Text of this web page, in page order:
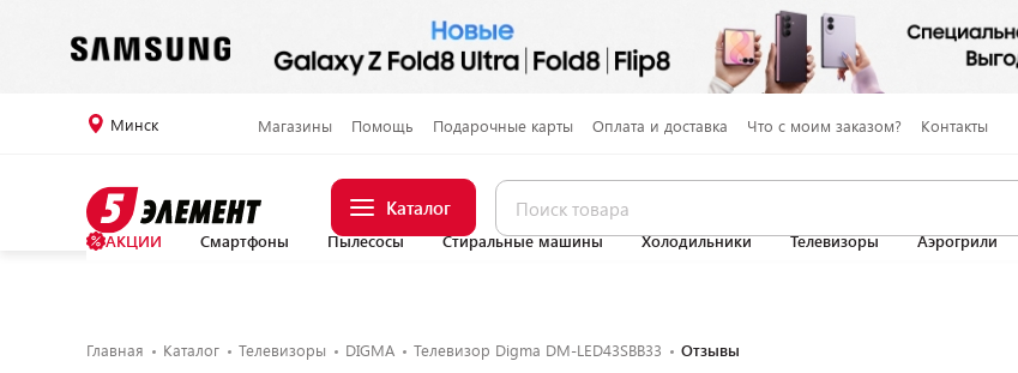
Минск Магазины Помощь Подарочные карты Оплата и доставка Что с моим заказом? Контакты
Каталог
АКЦИИ Смартфоны Пылесосы Стиральные машины Холодильники Телевизоры Аэрогрили
Главная Каталог Телевизоры DIGMA Телевизор Digma DM-LED43SBB33 Отзывы